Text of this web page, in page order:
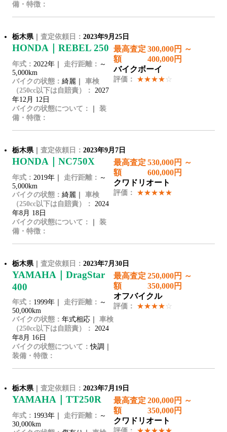
備・特徴：
栃木県｜ 査定依頼日： 2023年9月25日
HONDA｜REBEL 250
年式： 2022年｜ 走行距離： ～
5,000km
バイクの状態： 綺麗｜ 車検
（250cc以下は自賠責）： 2027
年12月 12日
バイクの状態について：
装
備・特徴：
最高査定
額
300,000円 ～
400,000円
バイクボーイ
評価： ★★★★ ☆
栃木県｜ 査定依頼日： 2023年9月7日
HONDA｜NC750X
年式： 2019年｜ 走行距離： ～
5,000km
バイクの状態： 綺麗｜ 車検
（250cc以下は自賠責）： 2024
年8月 18日
バイクの状態について：
装
備・特徴：
最高査定
額
530,000円 ～
600,000円
クワドリオート
評価： ★★★★★
栃木県｜ 査定依頼日： 2023年7月30日
YAMAHA｜DragStar
400
年式： 1999年｜ 走行距離： ～
50,000km
バイクの状態： 年式相応｜ 車検
（250cc以下は自賠責）： 2024
年8月 16日
バイクの状態について：快調｜
装備・特徴：
最高査定
額
250,000円 ～
350,000円
オフバイクル
評価： ★★★★ ☆
栃木県｜ 査定依頼日： 2023年7月19日
YAMAHA｜TT250R
年式： 1993年｜ 走行距離： ～
30,000km
最高査定
額
200,000円 ～
350,000円
クワドリオート